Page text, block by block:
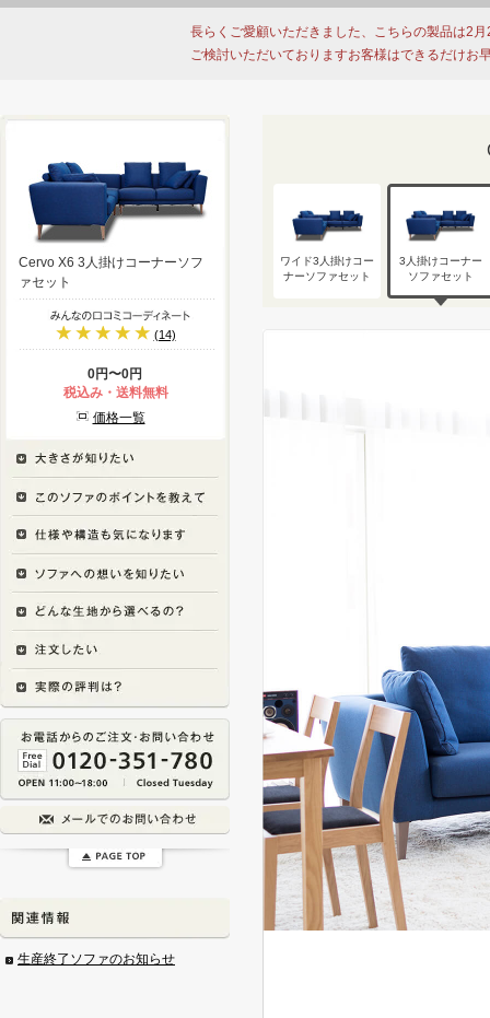
長らくご愛顧いただきました、こちらの製品は2
ご検討いただいておりますお客様はできるだけお
ワイド3人掛けコー
ナーソファセット
3人掛けコーナー
ソファセット
Cervo X6 3人掛けコーナーソフ
ァセット
(14)
0円〜0円
税込み・送料無料
価格一覧
生産終了ソファのお知らせ